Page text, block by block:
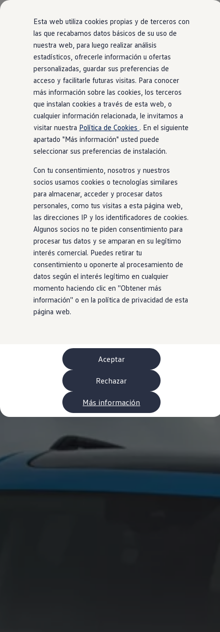
Esta web utiliza cookies propias y de terceros con
las que recabamos datos básicos de su uso de
nuestra web, para luego realizar análisis
estadísticos, ofrecerle información u ofertas
personalizadas, guardar sus preferencias de
acceso y facilitarle futuras visitas. Para conocer
más información sobre las cookies, los terceros
que instalan cookies a través de esta web, o
cualquier información relacionada, le invitamos a
visitar nuestra Política de Cookies . En el siguiente
apartado "Más información" usted puede
seleccionar sus preferencias de instalación.
Con tu consentimiento, nosotros y nuestros
socios usamos cookies o tecnologías similares
para almacenar, acceder y procesar datos
personales, como tus visitas a esta página web,
las direcciones IP y los identificadores de cookies.
Algunos socios no te piden consentimiento para
procesar tus datos y se amparan en su legítimo
interés comercial. Puedes retirar tu
consentimiento u oponerte al procesamiento de
datos según el interés legítimo en cualquier
momento haciendo clic en ''Obtener más
información'' o en la política de privacidad de esta
página web.
Aceptar
Rechazar
Más información
Ir
directamente
al contenido
Ir
directamente
al pie de
página
Nueva Caddy
Nueva Caddy Cargo
Nueva Caddy California
Nueva California
Configura tu Volkswagen
Volkswagen de Ocasión
Ofertas y promociones
Vehículos de ocasión
Renueva tu Volkswagen
Financiación Volkswagen
Concursos Volkswagen Comerciales
Movilidad Eléctrica
Vehículos eléctricos disponibles
Vehículos híbridos enchufables
Clientes
Actualiza tu vehículo gratis
Accessorios
Información útil
Viajar en coche
WLTP
Guía de mantenimiento
Servicio de mantenimiento Volkswagen
Neumáticos
Garantía Volkswagen
Piezas
Aceite y líquidos
Customized-Solution portal
myVolkswagen
Cita taller
Conectividad
California App
Volkswagen Connect Shop
Mundo Camper
Volkswagen California
Volkswagen Grand California
Mundo Volkswagen
Sala de Prensa
Historia Volkswagen Canarias
Digital Showroom
Club Fidelización
Alquiler de furgonetas Xtravans
Blog